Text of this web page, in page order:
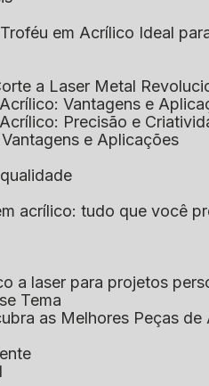
Troféu em Acrílico Ideal
a Laser Metal
Acrílico: Vantagens e
Acrílico: Precisão e
e Aplicações
acrílico: tudo que você
a laser para projetos
Tema
as Melhores Peças